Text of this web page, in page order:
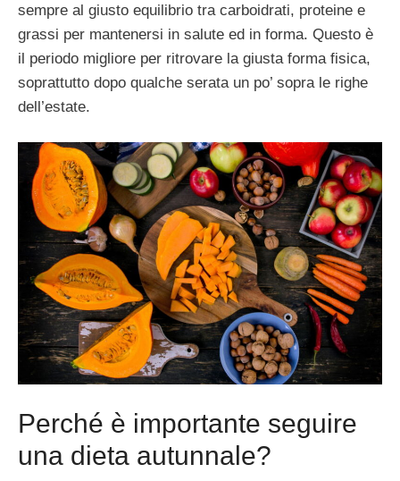
sempre al giusto equilibrio tra carboidrati, proteine e
grassi per mantenersi in salute ed in forma. Questo è
il periodo migliore per ritrovare la giusta forma fisica,
soprattutto dopo qualche serata un po’ sopra le righe
dell’estate.
Perché è importante seguire
una dieta autunnale?